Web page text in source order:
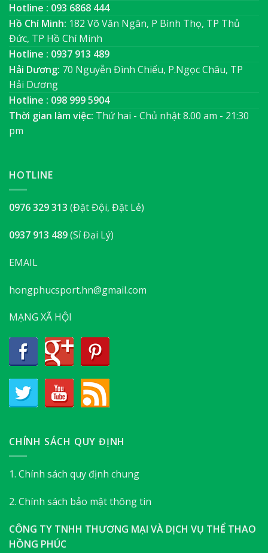
Hotline : 093 6868 444
Hồ Chí Minh: 182 Võ Văn Ngân, P Bình Thọ, TP Thủ
Đức, TP Hồ Chí Minh
Hotline : 0937 913 489
Hải Dương: 70 Nguyễn Đình Chiểu, P.Ngọc Châu, TP
Hải Dương
Hotline : 098 999 5904
Thời gian làm việc: Thứ hai - Chủ nhật 8.00 am - 21:30
pm
HOTLINE
0976 329 313 (Đặt Đội, Đặt Lẻ)
0937 913 489(Sỉ Đại Lý)
EMAIL
hongphucsport.hn@gmail.com
MẠNG XÃ HỘI
CHÍNH SÁCH QUY ĐỊNH
1. Chính sách quy định chung
2. Chính sách bảo mật thông tin
CÔNG TY TNHH THƯƠNG MẠI VÀ DỊCH VỤ THỂ THAO
HỒNG PHÚC